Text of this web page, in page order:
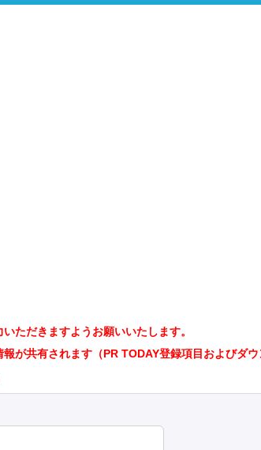
ただきますようお願いいたします。
が共有されます（PR TODAY登録項目およびダウ